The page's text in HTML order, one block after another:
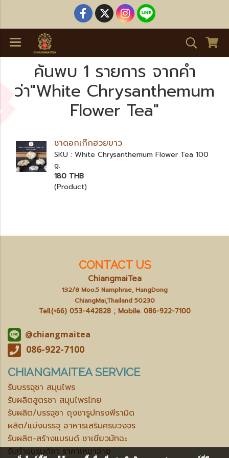
ค้นพบ 1 รายการ จากคำ
ว่า"White Chrysanthemum
Flower Tea"
ชาดอกเก๊กฮวยขาว
SKU : White Chrysanthemum Flower Tea 100
g.
180 THB
(Product)
CONTACT US
ChiangmaiTea
132/8 Moo.5 Namphrae, HangDong
ChiangMai,Thailand 50230
Tell.(+66) 053-442828 ; Mobile. 086-922-7100
@chiangmaitea
086-922-7100
CHIANGMAITEA SERVICE
รับบรรจุชา สมุนไพร
รับผลิตสูตรชา สมุนไพรไทย
รับผลิต/บรรจุชา ถุงชารูปทรงพีรามิด
ผลิต/แบ่งบรรจุ อาหารเสริมครบวงจร
รับผลิต-สร้างแบรนด์ ชาเขียวมัทฉะ
รับทำแบรนด์ชา ราคาเหมาจ่าย